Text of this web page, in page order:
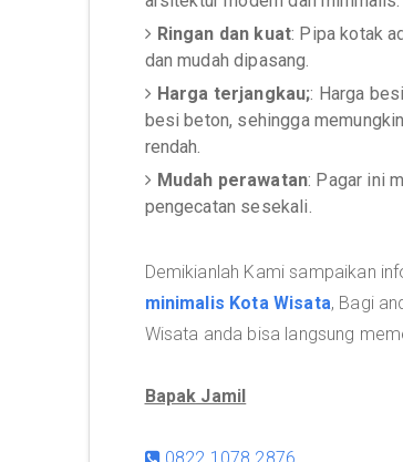
Ringan dan kuat: Pipa kotak
dan mudah dipasang.
Harga terjangkau;: Harga
besi beton, sehingga
rendah.
Mudah perawatan: Pagar ini
pengecatan sesekali.
Demikianlah Kami sampaikan
minimalis Kota Wisata, Bagi
Wisata anda bisa langsung
Bapak Jamil